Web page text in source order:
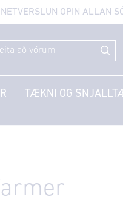
NETVERSLUN OPIN ALLAN
TÆKNI OG